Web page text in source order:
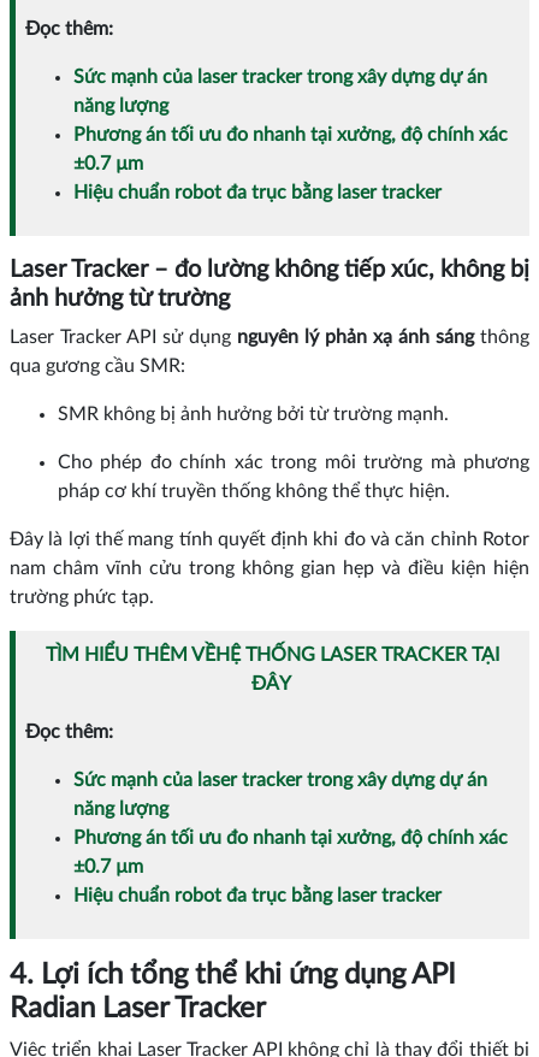
Đọc thêm:
Sức mạnh của laser tracker trong xây dựng dự án
năng lượng
Phương án tối ưu đo nhanh tại xưởng, độ chính xác
±0.7 µm
Hiệu chuẩn robot đa trục bằng laser tracker
Laser Tracker – đo lường không tiếp xúc, không bị
ảnh hưởng từ trường
Laser Tracker API sử dụng nguyên lý phản xạ ánh sángthông
qua gương cầu SMR:
SMR không bị ảnh hưởng bởi từ trường mạnh.
Cho phép đo chính xác trong môi trường mà phương
pháp cơ khí truyền thống không thể thực hiện.
Đây là lợi thế mang tính quyết định khi đo và căn chỉnh Rotor
nam châm vĩnh cửu trong không gian hẹp và điều kiện hiện
trường phức tạp.
TÌM HIỂU THÊM VỀHỆ THỐNG LASER TRACKER TẠI
ĐÂY
Đọc thêm:
Sức mạnh của laser tracker trong xây dựng dự án
năng lượng
Phương án tối ưu đo nhanh tại xưởng, độ chính xác
±0.7 µm
Hiệu chuẩn robot đa trục bằng laser tracker
4. Lợi ích tổng thể khi ứng dụng API
Radian Laser Tracker
Việc triển khai Laser Tracker API không chỉ là thay đổi thiết bị